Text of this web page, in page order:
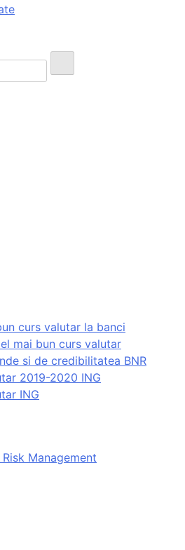
curs valutar la banci
mai bun curs valutar
si de credibilitatea BNR
2019-2020 ING
ING
Management